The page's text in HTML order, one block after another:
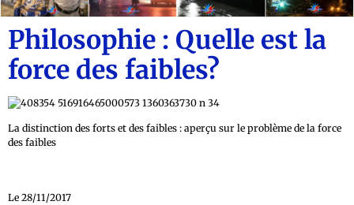
Philosophie : Quelle est la
force des faibles?
La distinction des forts et des faibles : aperçu sur le problème de la force
des faibles
Le 28/11/2017